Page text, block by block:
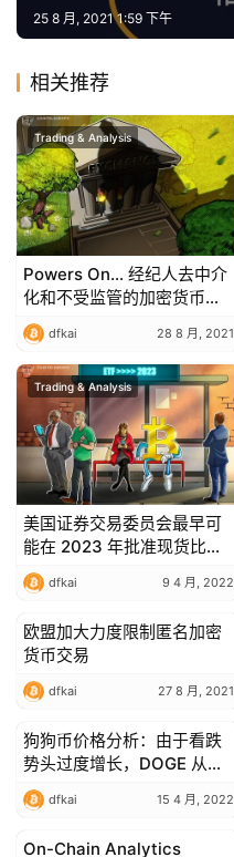
25 8 月, 2021 1:59 下午
相关推荐
Trading & Analysis
Powers On… 经纪人去中介
化和不受监管的加密货币交
易所引起了重大担忧
dfkai 28 8 月, 2021
Trading & Analysis
美国证券交易委员会最早可
能在 2023 年批准现货比特
币 ETF——彭博社分析师
dfkai 9 4 月, 2022
Trading & Analysis
欧盟加大力度限制匿名加密
货币交易
dfkai 27 8 月, 2021
Trading & Analysis
狗狗币价格分析：由于看跌
势头过度增长，DOGE 从
0.147 美元下跌
dfkai 15 4 月, 2022
Blockchain Technology
On-Chain Analytics